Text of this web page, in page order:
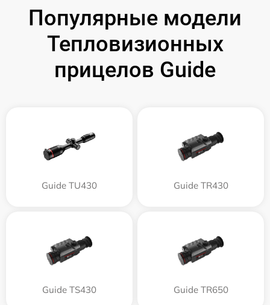
Популярные модели
Тепловизионных
прицелов Guide
Guide TU430 Guide TR430
Guide TS430 Guide TR650